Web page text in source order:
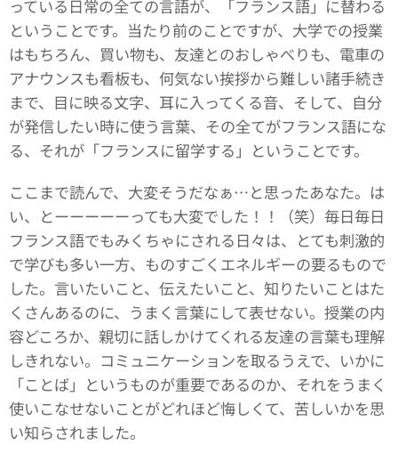
っている日常の全ての言語が、「フランス語」に替わる
ということです。当たり前のことですが、大学での授業
はもちろん、買い物も、友達とのおしゃべりも、電車の
アナウンスも看板も、何気ない挨拶から難しい諸手続き
まで、目に映る文字、耳に入ってくる音、そして、自分
が発信したい時に使う言葉、その全てがフランス語にな
る、それが「フランスに留学する」ということです。
ここまで読んで、大変そうだなぁ…と思ったあなた。は
い、とーーーーーっても大変でした！！（笑）毎日毎日
フランス語でもみくちゃにされる日々は、とても刺激的
で学びも多い一方、ものすごくエネルギーの要るもので
した。言いたいこと、伝えたいこと、知りたいことはた
くさんあるのに、うまく言葉にして表せない。授業の内
容どころか、親切に話しかけてくれる友達の言葉も理解
しきれない。コミュニケーションを取るうえで、いかに
「ことば」というものが重要であるのか、それをうまく
使いこなせないことがどれほど悔しくて、苦しいかを思
い知らされました。